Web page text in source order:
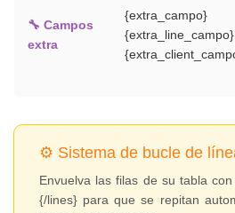
🔧 Campos
extra
{extra_campo}
{extra_line_campo}
⚙️ Sistema de bucle de
Envuelva las filas de su tabla
{/lines} para que se repitan